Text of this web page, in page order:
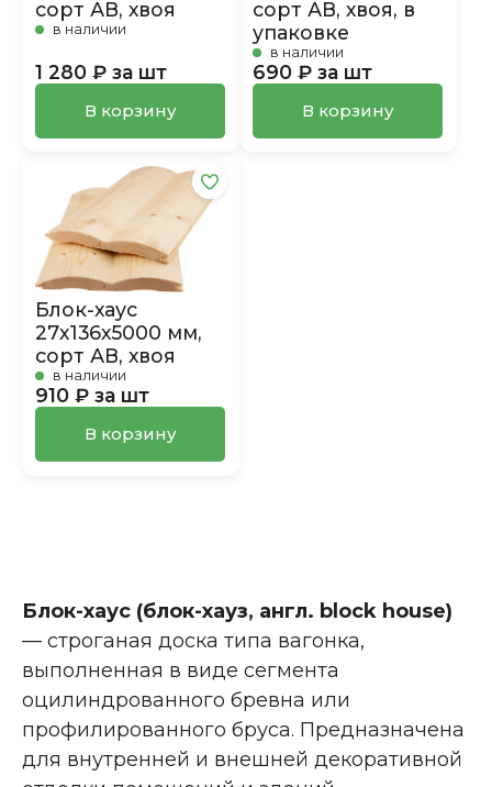
сорт АВ, хвоя
в наличии
1 280 ₽ за шт
В корзину
сорт АВ, хвоя, в
упаковке
в наличии
690 ₽ за шт
В корзину
Блок-хаус
27х136х5000 мм,
сорт АВ, хвоя
в наличии
910 ₽ за шт
В корзину
Блок-хаус (блок-хауз, англ. block house)
— строганая доска типа вагонка,
выполненная в виде сегмента
оцилиндрованного бревна или
профилированного бруса. Предназначена
для внутренней и внешней декоративной